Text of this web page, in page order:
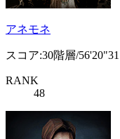
アネモネ
スコア:30階層/56'20"31
RANK
48